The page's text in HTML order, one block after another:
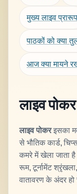
मुख्य लाइव प्रारूप
पाठकों को क्या
आज क्या मायने
लाइव
लाइव पोकरइसका
से भौतिक कार्ड,
कमरे में खेला जाता
रूम, टूर्नामेंट
वातावरण के अंदर